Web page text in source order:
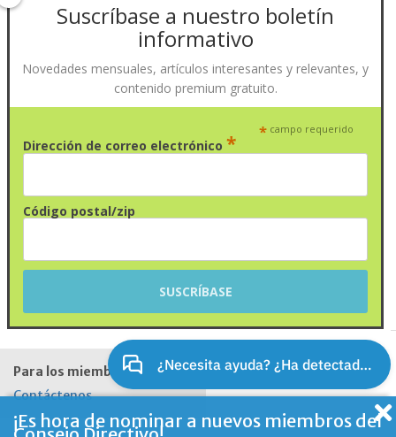
Para los miembros
Contáctenos
Suscríbase a nuestro boletín
informativo
Novedades mensuales, artículos interesantes y relevantes, y
contenido premium gratuito.
* campo requerido
Dirección de correo electrónico *
Código postal/zip
¡Es hora de nominar a nuevos miembros del